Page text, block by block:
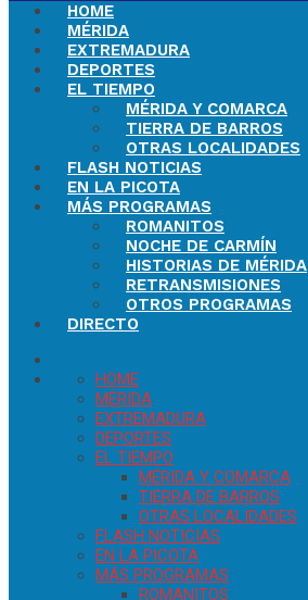
HOME
MÉRIDA
EXTREMADURA
DEPORTES
EL TIEMPO
MÉRIDA Y COMARCA
TIERRA DE BARROS
OTRAS LOCALIDADES
FLASH NOTICIAS
EN LA PICOTA
MÁS PROGRAMAS
ROMANITOS
NOCHE DE CARMÍN
HISTORIAS DE MÉRIDA
RETRANSMISIONES
OTROS PROGRAMAS
DIRECTO
HOME
MÉRIDA
EXTREMADURA
DEPORTES
EL TIEMPO
MÉRIDA Y COMARCA
TIERRA DE BARROS
OTRAS LOCALIDADES
FLASH NOTICIAS
EN LA PICOTA
MÁS PROGRAMAS
ROMANITOS